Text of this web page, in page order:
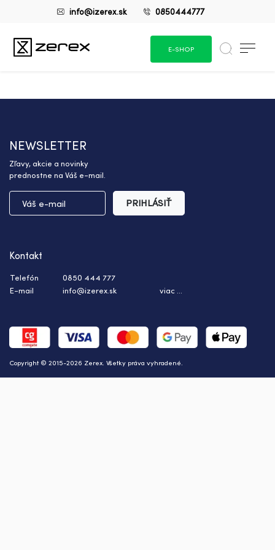
info@izerex.sk 0850444777
E-SHOP
NEWSLETTER
Zľavy, akcie a novinky
prednostne na Váš e-mail.
PRIHLÁSIŤ
Copyright © 2015-2026 Zerex. Všetky práva vyhradené.
Kontakt
Telefón
0850 444 777
E-mail
info@izerex.sk viac ...